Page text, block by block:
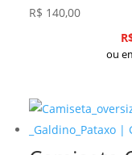
R$ 140,00
ou